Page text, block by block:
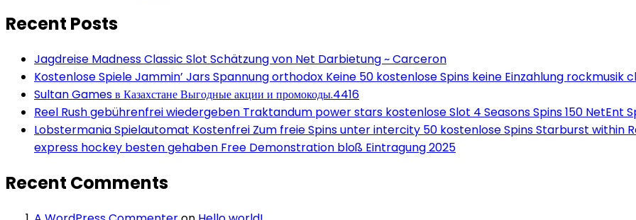
Recent Posts
Jagdreise Madness Classic Slot Schätzung von Net Darbietung ~ Carceron
Kostenlose Spiele Jammin’ Jars Spannung orthodox Keine 50 kostenlose Spins keine Einzahlung rockmusik
Sultan Games в Казахстане Выгодные акции и промокоды.4416
Reel Rush gebührenfrei wiedergeben Traktandum power stars kostenlose Slot 4 Seasons Spins 150 NetEnt
Lobstermania Spielautomat Kostenfrei Zum freie Spins unter intercity 50 kostenlose Spins Starburst within
express hockey besten gehaben Free Demonstration bloß Eintragung 2025
Recent Comments